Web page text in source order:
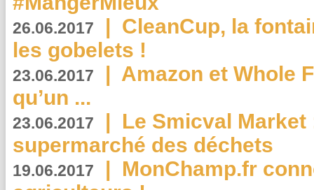
26.06.2017 | CleanCup, la
les gobelets !
23.06.2017 | Amazon et Whole
qu’un ...
23.06.2017 | Le Smicval
supermarché des déchets
19.06.2017 | MonChamp.fr